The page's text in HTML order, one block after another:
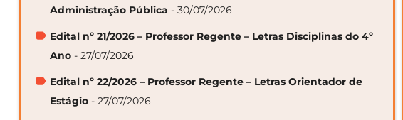
Administração Pública - 30/07/2026
Edital nº 21/2026 – Professor Regente – Letras Disciplinas do 4º
Ano - 27/07/2026
Edital nº 22/2026 – Professor Regente – Letras Orientador de
Estágio - 27/07/2026